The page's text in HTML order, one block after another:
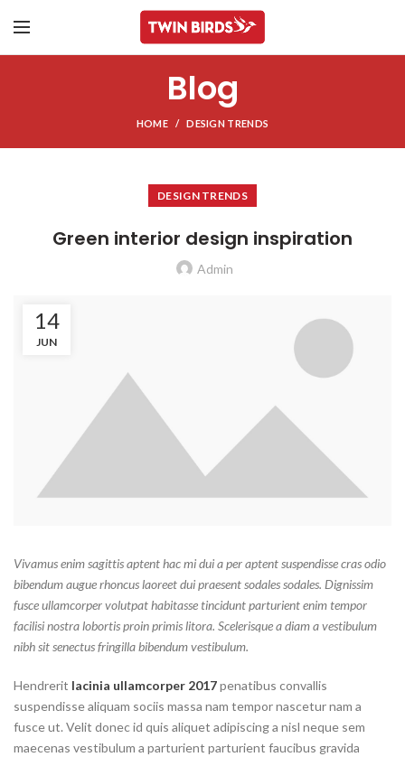
Blog
HOME DESIGN TRENDS
DESIGN TRENDS
Green interior design inspiration
Admin
14
JUN
Vivamus enim sagittis aptent hac mi dui a per aptent suspendisse cras odio
bibendum augue rhoncus laoreet dui praesent sodales sodales. Dignissim
fusce ullamcorper volutpat habitasse tincidunt parturient enim tempor
facilisi nostra lobortis proin primis litora. Scelerisque a diam a vestibulum
nibh sit senectus fringilla bibendum vestibulum.
Hendrerit lacinia ullamcorper 2017penatibus convallis
suspendisse aliquam sociis massa nam tempor nascetur nam a
fusce ut. Velit donec id quis aliquet adipiscing a nisl neque sem
maecenas vestibulum a parturient parturient faucibus gravida